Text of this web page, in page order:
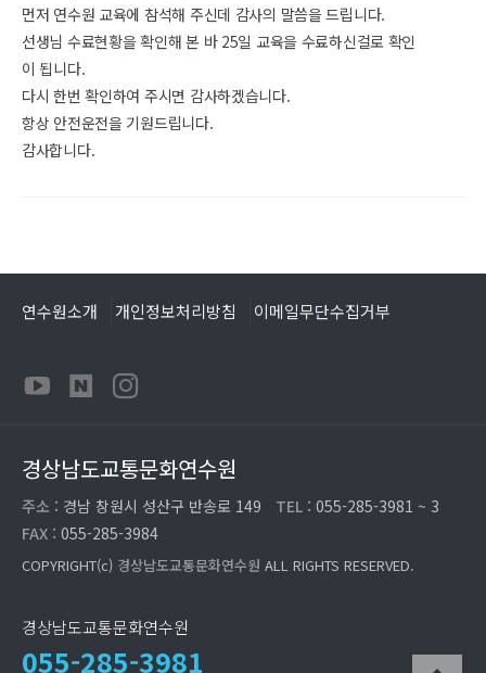
먼저 연수원 교육에 참석해 주신데 감사의 말씀을 드립니다.
선생님 수료현황을 확인해 본 바 25일 교육을 수료하신걸로 확인
이 됩니다.
다시 한번 확인하여 주시면 감사하겠습니다.
항상 안전운전을 기원드립니다.
감사합니다.
연수원소개 개인정보처리방침 이메일무단수집거부
경상남도교통문화연수원
주소 : 경남 창원시 성산구 반송로 149 TEL : 055-285-3981 ~ 3
FAX : 055-285-3984
COPYRIGHT(c) 경상남도교통문화연수원 ALL RIGHTS RESERVED.
경상남도교통문화연수원
055-285-3981